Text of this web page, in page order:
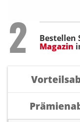
Step
2 Bestellen
Magazin